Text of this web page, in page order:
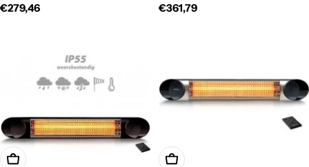
Normale
€279,46
Normale
€361,79
Toevoegen Aan Winkelwagen Toevoegen Aan